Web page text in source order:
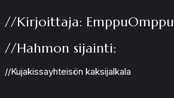
//Kirjoittaja: EmppuOmppu
//Hahmon sijainti:
//Kujakissayhteisön kaksijalkala